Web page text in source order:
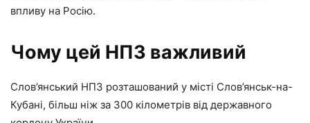
впливу на Росію.
Чому цей НПЗ важливий
Слов’янський НПЗ розташований у місті Слов’янськ-на-
Кубані, більш ніж за 300 кілометрів від державного